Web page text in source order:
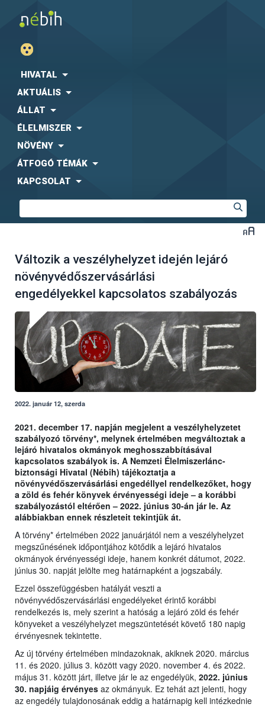
HIVATAL
AKTUÁLIS
ÁLLAT
ÉLELMISZER
NÖVÉNY
ÁTFOGÓ TÉMÁK
KAPCSOLAT
Változik a veszélyhelyzet idején lejáró
növényvédőszervásárlási
engedélyekkel kapcsolatos szabályozás
2022. január 12, szerda
2021. december 17. napján megjelent a veszélyhelyzetet
szabályozó törvény*, melynek értelmében megváltoztak a
lejáró hivatalos okmányok meghosszabbításával
kapcsolatos szabályok is. A Nemzeti Élelmiszerlánc-
biztonsági Hivatal (Nébih) tájékoztatja a
növényvédőszervásárlási engedéllyel rendelkezőket, hogy
a zöld és fehér könyvek érvényességi ideje – a korábbi
szabályozástól eltérően – 2022. június 30-án jár le. Az
alábbiakban ennek részleteit tekintjük át.
A törvény* értelmében 2022 januárjától nem a veszélyhelyzet
megszűnésének időpontjához kötődik a lejáró hivatalos
okmányok érvényességi ideje, hanem konkrét dátumot, 2022.
június 30. napját jelölte meg határnapként a jogszabály.
Ezzel összefüggésben hatályát veszti a
növényvédőszervásárlási engedélyeket érintő korábbi
rendelkezés is, mely szerint a hatóság a lejáró zöld és fehér
könyveket a veszélyhelyzet megszüntetését követő 180 napig
érvényesnek tekintette.
Az új törvény értelmében mindazoknak, akiknek 2020. március
11. és 2020. július 3. között vagy 2020. november 4. és 2022.
május 31. között járt, illetve jár le az engedélyük, 2022. június
30. napjáig érvényes az okmányuk. Ez tehát azt jelenti, hogy
az engedély tulajdonosának eddig a határnapig kell intézkednie